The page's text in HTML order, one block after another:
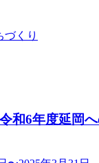
づくり
和6年度延岡